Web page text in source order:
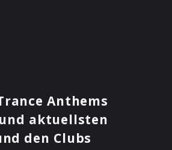
Anthems
aktuellsten
den Clubs